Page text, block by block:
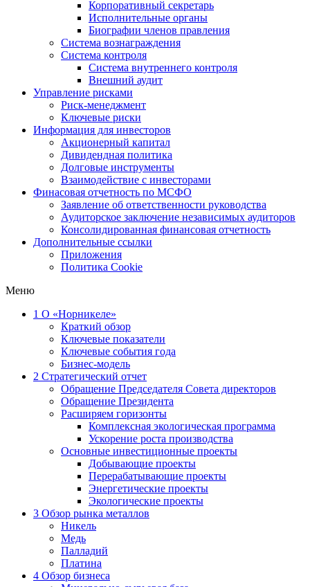
Корпоративный секретарь
Исполнительные органы
Биографии членов правления
Система вознаграждения
Система контроля
Система внутреннего контроля
Внешний аудит
Управление рисками
Риск-менеджмент
Ключевые риски
Информация для инвесторов
Акционерный капитал
Дивидендная политика
Долговые инструменты
Взаимодействие с инвеcторами
Финасовая отчетность по МСФО
Заявление об ответственности руководства
Аудиторское заключение независимых аудиторов
Консолидированная финансовая отчетность
Дополнительные ссылки
Приложения
Политика Cookie
Меню
1 О «Норникеле»
Краткий обзор
Ключевые показатели
Ключевые события года
Бизнес-модель
2 Стратегический отчет
Обращение Председателя Совета директоров
Обращение Президента
Расширяем горизонты
Комплексная экологическая программа
Ускорение роста производства
Основные инвестиционные проекты
Добывающие проекты
Перерабатывающие проекты
Энергетические проекты
Экологические проекты
3 Обзор рынка металлов
Никель
Медь
Палладий
Платина
4 Обзор бизнеса